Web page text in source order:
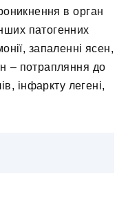
в орган
патогенних
запаленні ясен,
– потрапляння до
інфаркту легені,